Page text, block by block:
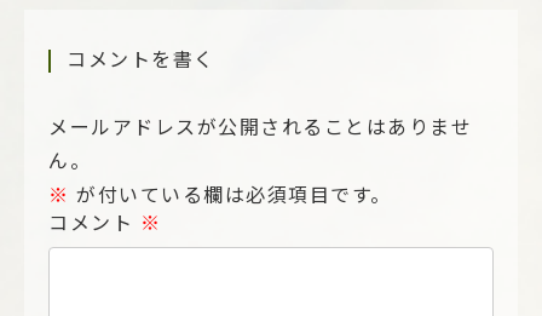
コメントを書く
メールアドレスが公開されることはありませ
ん。
※ が付いている欄は必須項目です。
コメント ※